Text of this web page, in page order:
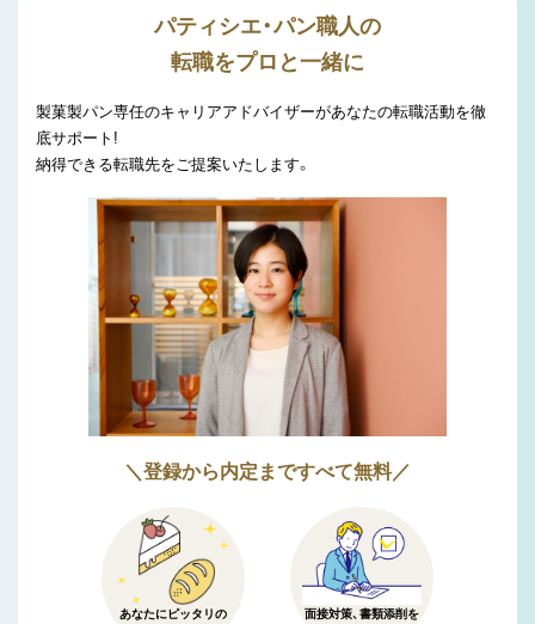
パティシエ・パン職人の
転職をプロと一緒に
製菓製パン専任のキャリアアドバイザーがあなたの転職活動を徹
底サポート!
納得できる転職先をご提案いたします。
＼登録から内定まですべて無料／
あなたにピッタリの
面接対策、書類添削を